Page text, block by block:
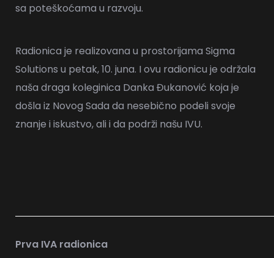
sa poteškoćama u razvoju.
Radionica je realizovana u prostorijama Sigma
Solutions u petak, 10. juna. I ovu radionicu je održala
naša draga koleginica Danka Đukanović koja je
došla iz Novog Sada da nesebično podeli svoje
znanje i iskustvo, ali i da podrži našu IVU.
Prva IVA radionica